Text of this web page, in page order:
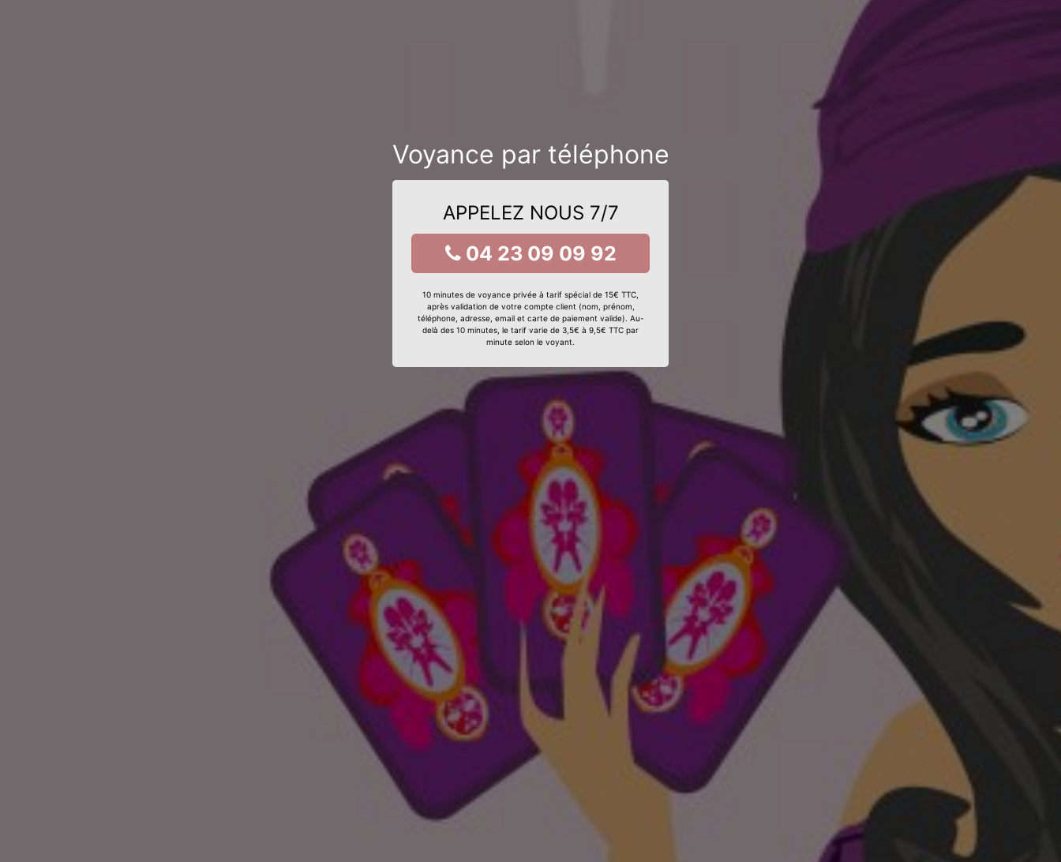
Voyance par téléphone
APPELEZ NOUS 7/7
04 23 09 09 92
10 minutes de voyance privée à tarif spécial de 15€ TTC,
après validation de votre compte client (nom, prénom,
téléphone, adresse, email et carte de paiement valide). Au-
delà des 10 minutes, le tarif varie de 3,5€ à 9,5€ TTC par
minute selon le voyant.